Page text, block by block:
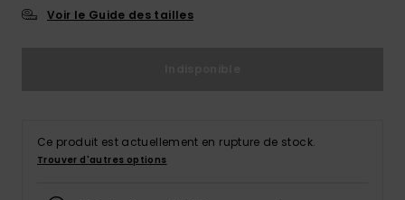
la FAQ
Voir le Guide des tailles
Ce produit est actuellement en rupture de stock.
Trouver d'autres options